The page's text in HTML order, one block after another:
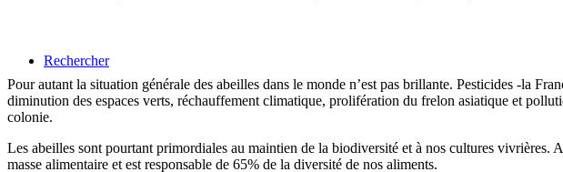
Rechercher
Pour autant la situation générale des abeilles dans le monde n’est pas brillante. Pesticides -la
diminution des espaces verts, réchauffement climatique, prolifération du frelon asiatique et
colonie.
Les abeilles sont pourtant primordiales au maintien de la biodiversité et à nos cultures
masse alimentaire et est responsable de 65% de la diversité de nos aliments.